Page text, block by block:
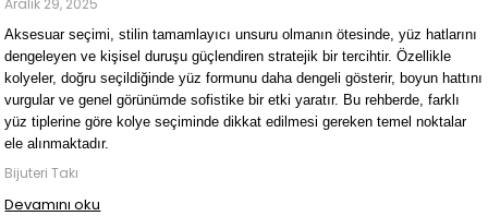
Aksesuar seçimi, stilin tamamlayıcı unsuru olmanın ötesinde, yüz hatlarını
dengeleyen ve kişisel duruşu güçlendiren stratejik bir tercihtir. Özellikle
kolyeler, doğru seçildiğinde yüz formunu daha dengeli gösterir, boyun hattını
vurgular ve genel görünümde sofistike bir etki yaratır. Bu rehberde, farklı
yüz tiplerine göre kolye seçiminde dikkat edilmesi gereken temel noktalar
ele alınmaktadır.
Bijuteri Takı
Devamını oku